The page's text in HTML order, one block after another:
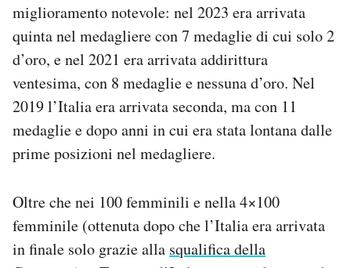
miglioramento notevole: nel 2023 era arrivata
quinta nel medagliere con 7 medaglie di cui solo 2
d’oro, e nel 2021 era arrivata addirittura
ventesima, con 8 medaglie e nessuna d’oro. Nel
2019 l’Italia era arrivata seconda, ma con 11
medaglie e dopo anni in cui era stata lontana dalle
prime posizioni nel medagliere.
Oltre che nei 100 femminili e nella 4×100
femminile (ottenuta dopo che l’Italia era arrivata
in finale solo grazie alla squalifica della